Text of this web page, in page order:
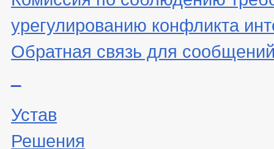
урегулированию конфликта
Обратная связь для
Устав
Решения